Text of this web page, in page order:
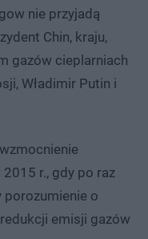
nie przyjadą
Chin, kraju,
gazów cieplarniach
Władimir Putin i
r., gdy po raz
porozumienie o
emisji gazów